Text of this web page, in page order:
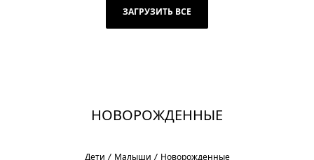
ЗАГРУЗИТЬ ВСЕ
НОВОРОЖДЕННЫЕ
Дети Малыши Новорожденные